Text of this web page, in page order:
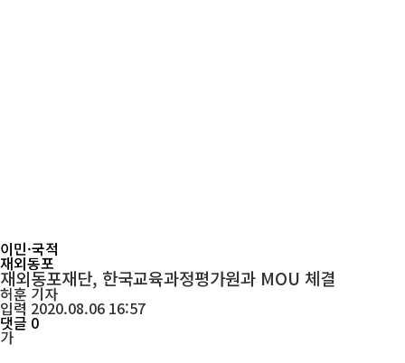
이민·국적
재외동포
재외동포재단, 한국교육과정평가원과 MOU 체결
허훈기자
입력 2020.08.06 16:57
댓글 0
가